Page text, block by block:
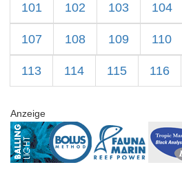
101 102 103 104
107 108 109 110
113 114 115 116
Anzeige